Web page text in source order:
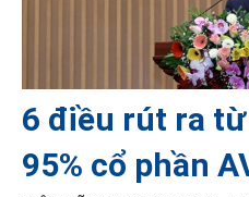
6 điều rút ra
95% cổ phần